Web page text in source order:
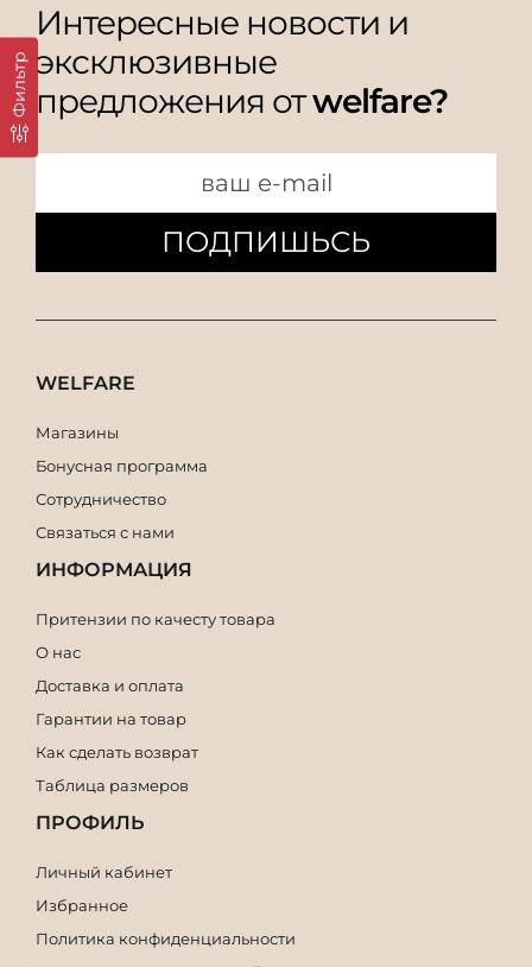
Фильтр
Интересные новости и
эксклюзивные
предложения отwelfare?
ПОДПИШЬСЬ
WELFARE
Магазины
Бонусная программа
Сотрудничество
Связаться с нами
ИНФОРМАЦИЯ
Притензии по качесту товара
О нас
Доставка и оплата
Гарантии на товар
Как сделать возврат
Таблица размеров
ПРОФИЛЬ
Личный кабинет
Избранное
Политика конфиденциальности